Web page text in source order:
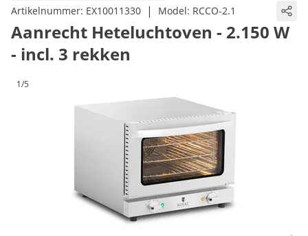
Artikelnummer: EX10011330 | Model: RCCO-2.1
Aanrecht Heteluchtoven - 2.150 W
- incl. 3 rekken
1/5